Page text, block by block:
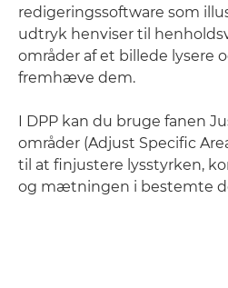
redigeringssoftware som
udtryk henviser til
områder af et billede lysere
fremhæve dem.
I DPP kan du bruge fanen
områder (Adjust Specific
til at finjustere lysstyrken,
og mætningen i bestemte